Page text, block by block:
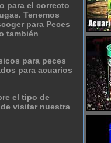
para el correcto
Tenemos
para Peces
también
para peces
para acuarios
el tipo de
visitar nuestra